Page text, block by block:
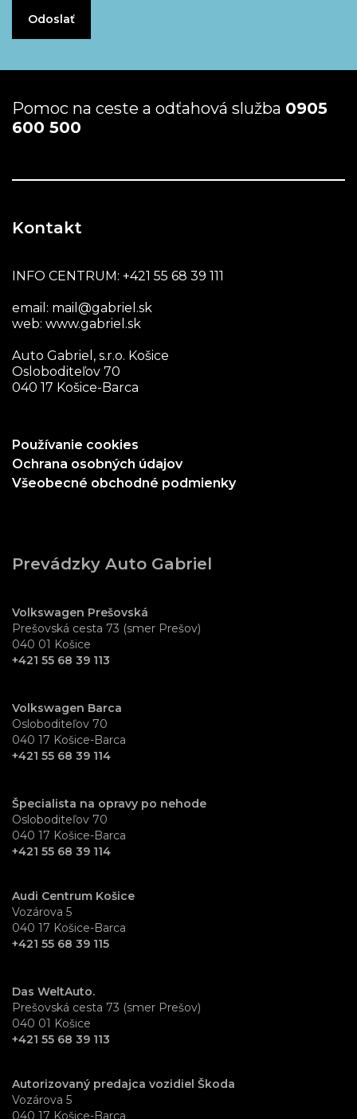
Pomoc na ceste a odťahová služba 0905
600 500
Kontakt
INFO CENTRUM: +421 55 68 39 111
email: mail@gabriel.sk
web: www.gabriel.sk
Auto Gabriel, s.r.o. Košice
Osloboditeľov 70
040 17 Košice-Barca
Používanie cookies
Ochrana osobných údajov
Všeobecné obchodné podmienky
Prevádzky Auto Gabriel
Volkswagen Prešovská
Prešovská cesta 73 (smer Prešov)
040 01 Košice
+421 55 68 39 113
Volkswagen Barca
Osloboditeľov 70
040 17 Košice-Barca
+421 55 68 39 114
Špecialista na opravy po nehode
Osloboditeľov 70
040 17 Košice-Barca
+421 55 68 39 114
Audi Centrum Košice
Vozárova 5
040 17 Košice-Barca
+421 55 68 39 115
Das WeltAuto.
Prešovská cesta 73 (smer Prešov)
040 01 Košice
+421 55 68 39 113
Autorizovaný predajca vozidiel Škoda
Vozárova 5
040 17 Košice-Barca